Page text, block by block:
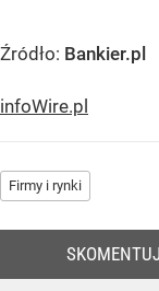
Źródło: Bankier.pl
infoWire.pl
Firmy i rynki
SKOMENTUJ